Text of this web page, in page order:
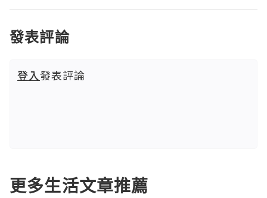
發表評論
登入發表評論
更多生活文章推薦